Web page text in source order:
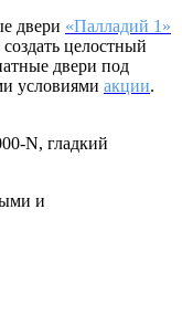
двери «Палладий 1»
целостный
двери под
условиями акции.
N, гладкий
и